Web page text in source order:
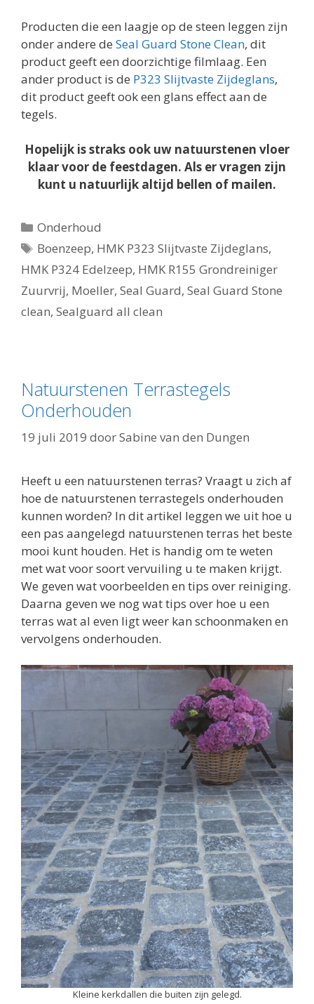
Producten die een laagje op de steen leggen zijn
onder andere de Seal Guard Stone Clean, dit
product geeft een doorzichtige filmlaag. Een
ander product is de P323 Slijtvaste Zijdeglans,
dit product geeft ook een glans effect aan de
tegels.
Hopelijk is straks ook uw natuurstenen vloer
klaar voor de feestdagen. Als er vragen zijn
kunt u natuurlijk altijd bellen of mailen.
Categorieën
Onderhoud
Tags
Boenzeep, HMK P323 Slijtvaste Zijdeglans,
HMK P324 Edelzeep, HMK R155 Grondreiniger
Zuurvrij, Moeller, Seal Guard, Seal Guard Stone
clean, Sealguard all clean
Natuurstenen Terrastegels
Onderhouden
19 juli 2019 doorSabine van den Dungen
Heeft u een natuurstenen terras? Vraagt u zich af
hoe de natuurstenen terrastegels onderhouden
kunnen worden? In dit artikel leggen we uit hoe u
een pas aangelegd natuurstenen terras het beste
mooi kunt houden. Het is handig om te weten
met wat voor soort vervuiling u te maken krijgt.
We geven wat voorbeelden en tips over reiniging.
Daarna geven we nog wat tips over hoe u een
terras wat al even ligt weer kan schoonmaken en
vervolgens onderhouden.
Kleine kerkdallen die buiten zijn gelegd.